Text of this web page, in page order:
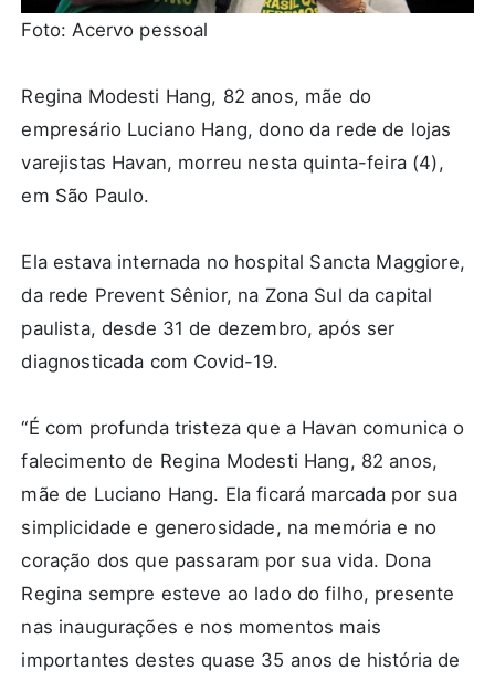
Foto: Acervo pessoal
Regina Modesti Hang, 82 anos, mãe do
empresário Luciano Hang, dono da rede de lojas
varejistas Havan, morreu nesta quinta-feira (4),
em São Paulo.
Ela estava internada no hospital Sancta Maggiore,
da rede Prevent Sênior, na Zona Sul da capital
paulista, desde 31 de dezembro, após ser
diagnosticada com Covid-19.
“É com profunda tristeza que a Havan comunica o
falecimento de Regina Modesti Hang, 82 anos,
mãe de Luciano Hang. Ela ficará marcada por sua
simplicidade e generosidade, na memória e no
coração dos que passaram por sua vida. Dona
Regina sempre esteve ao lado do filho, presente
nas inaugurações e nos momentos mais
importantes destes quase 35 anos de história de